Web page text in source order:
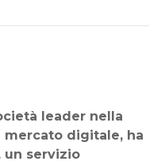
mercato digitale, ha
un servizio